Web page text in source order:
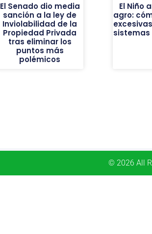
El Senado dio media
sanción a la ley de
Inviolabilidad de la
Propiedad Privada
tras eliminar los
puntos más
polémicos
El Niño
agro:
© 2026 All